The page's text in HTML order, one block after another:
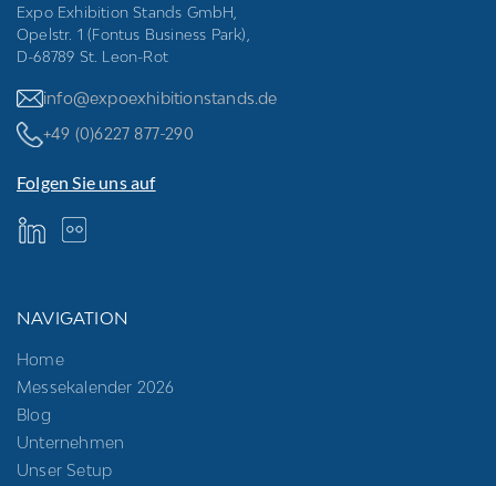
Expo Exhibition Stands GmbH,
Opelstr. 1 (Fontus Business Park),
D-68789 St. Leon-Rot
info@expoexhibitionstands.de
+49 (0)6227 877-290
Folgen Sie uns auf
NAVIGATION
Home
Messekalender 2026
Blog
Unternehmen
Unser Setup